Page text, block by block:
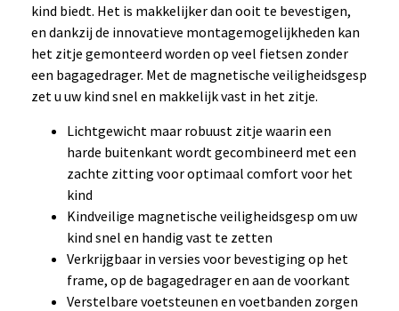
kind biedt. Het is makkelijker dan ooit te bevestigen,
en dankzij de innovatieve montagemogelijkheden kan
het zitje gemonteerd worden op veel fietsen zonder
een bagagedrager. Met de magnetische veiligheidsgesp
zet u uw kind snel en makkelijk vast in het zitje.
Lichtgewicht maar robuust zitje waarin een
harde buitenkant wordt gecombineerd met een
zachte zitting voor optimaal comfort voor het
kind
Kindveilige magnetische veiligheidsgesp om uw
kind snel en handig vast te zetten
Verkrijgbaar in versies voor bevestiging op het
frame, op de bagagedrager en aan de voorkant
Verstelbare voetsteunen en voetbanden zorgen